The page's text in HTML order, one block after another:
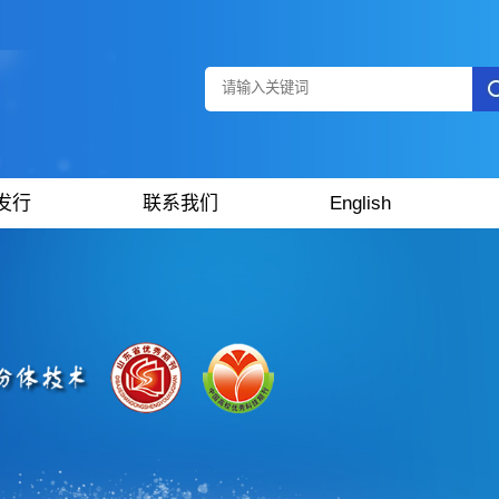
行 联系我们 English